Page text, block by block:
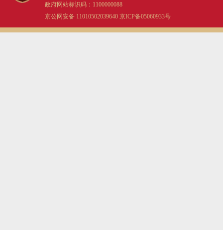
政府网站标识码：1100000088
京公网安备 11010502039640 京ICP备05060933号